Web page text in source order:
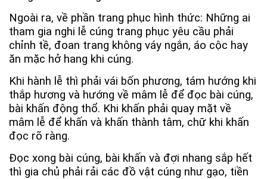
Ngoài ra, về phần trang phục hình thức: Những ai
tham gia nghi lễ cúng trang phục yêu cầu phải
chỉnh tề, đoan trang không váy ngắn, áo cộc hay
ăn mặc hở hang khi cúng.
Khi hành lễ thì phải vái bốn phương, tám hướng khi
thắp hương và hướng về mâm lễ để đọc bài cúng,
bài khấn động thổ. Khi khấn phải quay mặt về
mâm lễ để khấn và khấn thành tâm, chữ khi khấn
đọc rõ ràng.
Đọc xong bài cúng, bài khấn và đợi nhang sắp hết
thì gia chủ phải rải các đồ vật cúng như gạo, tiền